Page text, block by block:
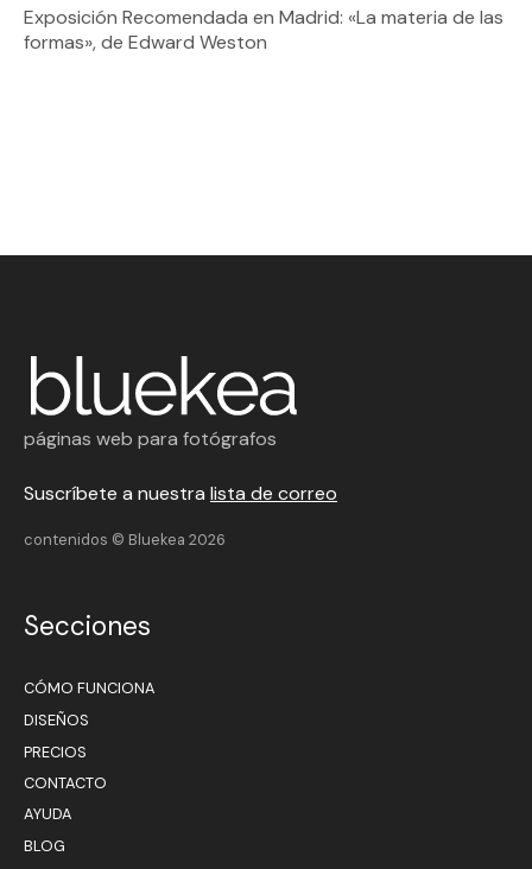
Exposición Recomendada en Madrid: «La materia de las
formas», de Edward Weston
páginas web para fotógrafos
Suscríbete a nuestra lista de correo
contenidos © Bluekea 2026
Secciones
CÓMO FUNCIONA
DISEÑOS
PRECIOS
CONTACTO
AYUDA
BLOG